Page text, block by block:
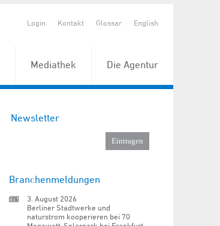
Login Kontakt Glossar English
Mediathek Die Agentur
Newsletter
Branchenmeldungen
3. August 2026
Berliner Stadtwerke und
naturstrom kooperieren bei 70